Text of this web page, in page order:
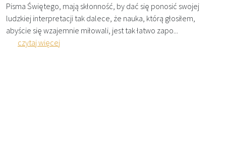
Pisma Świętego, mają skłonność, by dać się ponosić swojej
ludzkiej interpretacji tak dalece, że nauka, którą głosiłem,
abyście się wzajemnie miłowali, jest tak łatwo zapo...
czytaj więcej